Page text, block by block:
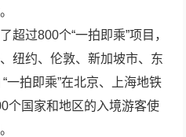
超过800个“一拍即乘”项目，
纽约、伦敦、新加坡市、东
一拍即乘”在北京、上海地铁
个国家和地区的入境游客使